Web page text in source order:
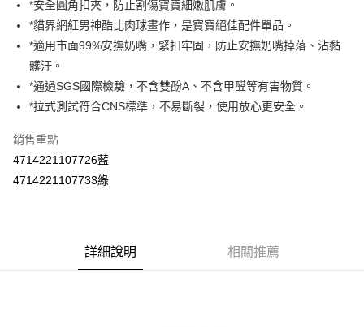
街口支付
悠遊付
Google Pay
AFTEE先享後付
【關於「AFTEE先享後付」】
AFTEE先享後付是「在收到商品之後才付款」的支付方式。 讓您購物簡單
１．簡單：不需註冊會員、不需綁卡、不需儲值。
１．於結帳方式選擇「AFTEE先享後付」後，將跳轉至「AFTEE先享後付」
結帳頁面，進行簡訊認證並確認金額後，即可完成結帳。
付款後全家取貨
*安全圓角扣夾，防止割傷寶寶細嫩肌膚。
*貓界網紅男神酷比肉球畫作，是寶寶絕佳配件單品。
*適用市面99%安撫奶嘴，緊扣牢固，防止安撫奶嘴掉落、沾黏
髒汙。
*通過SGS國際檢驗，不含雙酚A、不含甲醛等有害物質。
*拉式測試符合CNS標準，不易斷裂，使用放心更安全。
銷售重點
4714221107726藍
4714221107733綠
詳細說明 相關推薦